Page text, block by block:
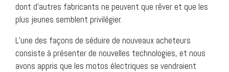
dont d’autres fabricants ne peuvent que rêver et que les
plus jeunes semblent privilégier.
L’une des façons de séduire de nouveaux acheteurs
consiste à présenter de nouvelles technologies, et nous
avons appris que les motos électriques se vendraient